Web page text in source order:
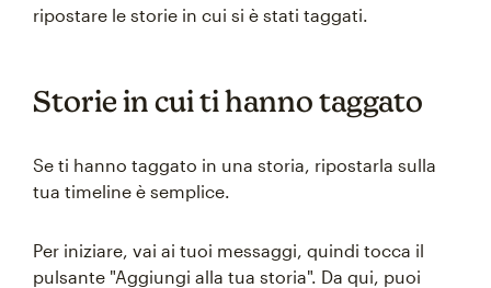
ripostare le storie in cui si è stati taggati.
Storie in cui ti hanno taggato
Se ti hanno taggato in una storia, ripostarla sulla
tua timeline è semplice.
Per iniziare, vai ai tuoi messaggi, quindi tocca il
pulsante "Aggiungi alla tua storia". Da qui, puoi